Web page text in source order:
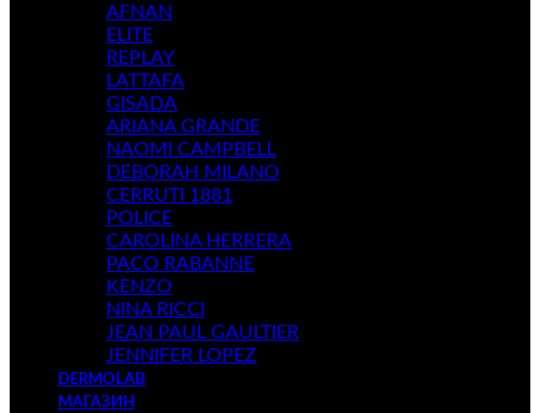
AFNAN
ELITE
REPLAY
LATTAFA
GISADA
ARIANA GRANDE
NAOMI CAMPBELL
DEBORAH MILANO
CERRUTI 1881
POLICE
CAROLINA HERRERA
PACO RABANNE
KENZO
NINA RICCI
JEAN PAUL GAULTIER
JENNIFER LOPEZ
DERMOLAB
МАГАЗИН